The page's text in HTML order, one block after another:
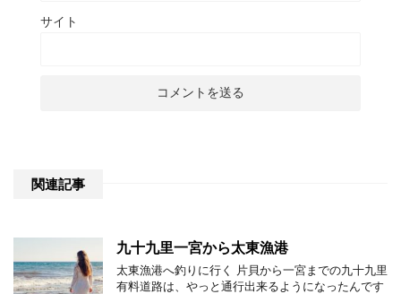
サイト
関連記事
九十九里一宮から太東漁港
太東漁港へ釣りに行く 片貝から一宮までの九十九里
有料道路は、やっと通行出来るようになったんです